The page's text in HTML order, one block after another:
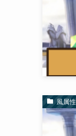
風属性